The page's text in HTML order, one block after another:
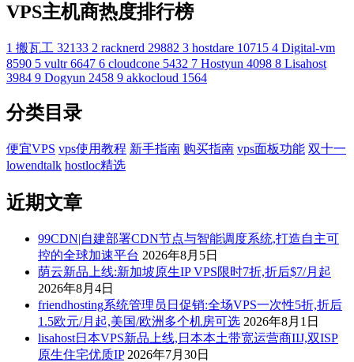
VPS主机商热度排行榜
1 搬瓦工 32133 2 racknerd 29882 3 hostdare 10715 4 Digital-vm
8590 5 vultr 6647 6 cloudcone 5432 7 Hostyun 4098 8 Lisahost
3984 9 Dogyun 2458 9 akkocloud 1564
分类目录
便宜VPS vps使用教程 新手指南 购买指南 vps面板功能 双十一
lowendtalk hostloc精选
近期文章
99CDN|自建部署CDN节点与智能调度系统,打造自主可
控的全球加速平台 2026年8月5日
荫云新品上线:新加坡原生IP VPS限时7折,折后$7/月起
2026年8月4日
friendhosting系统管理员日促销:全场VPS一次性5折,折后
1.5欧元/月起,美国/欧洲多个机房可选 2026年8月1日
lisahost日本VPS新品上线,日本本土带宽运营商IIJ,双ISP
原生住宅优质IP 2026年7月30日